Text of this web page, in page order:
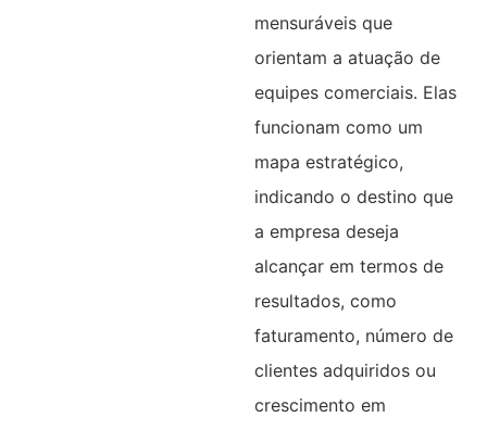
mensuráveis que
orientam a atuação de
equipes comerciais. Elas
funcionam como um
mapa estratégico,
indicando o destino que
a empresa deseja
alcançar em termos de
resultados, como
faturamento, número de
clientes adquiridos ou
crescimento em